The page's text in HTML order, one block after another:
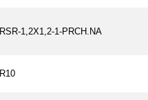
RSR-1,2X1,2-1-PRCH.NA
R10